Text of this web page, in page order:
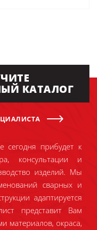
КАТАЛОГ
сегодня прибудет к
консультации и
изделий. Мы
сварных и
адаптируется
представит Вам
материалов, окраса,